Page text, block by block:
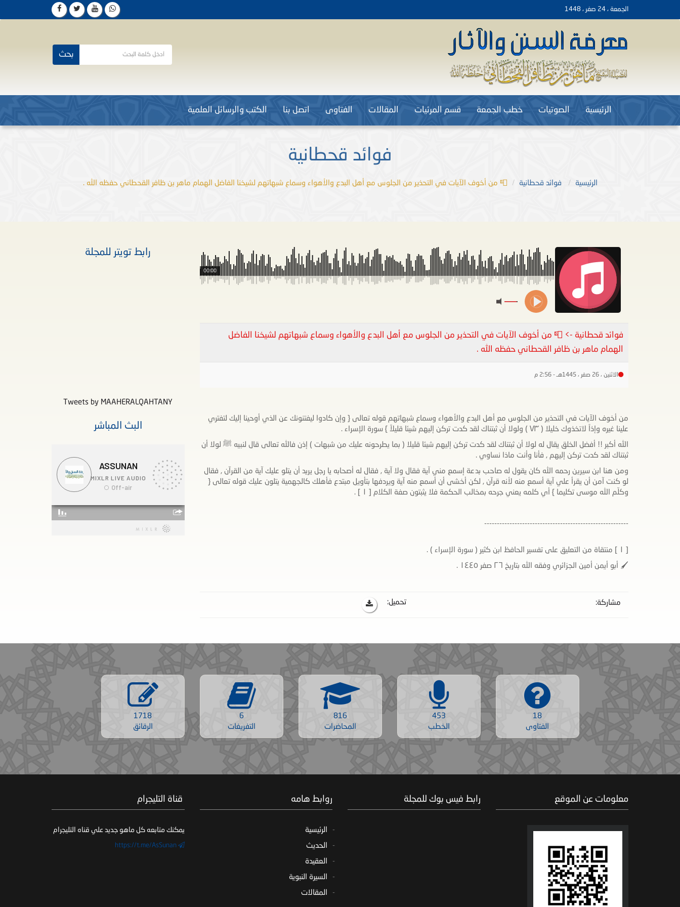
الجمعة ، 24 صفر ، 1448
بحث
الرئيسية الصوتيات خطب الجمعة قسم المرئيات المقالات الفتاوى اتصل بنا الكتب والرسائل العلمية
فوائد قحطانية
الرئيسية فوائد قحطانية 📮 من أخوف الآيات في التحذير من الجلوس مع أهل البدع والأهواء وسماع شبهاتهم لشيخنا الفاضل الهمام ماهر بن ظافر القحطاني حفظه الله .
00:00
فوائد قحطانية -> 📮 من أخوف الآيات في التحذير من الجلوس مع أهل البدع والأهواء وسماع شبهاتهم لشيخنا الفاضل
الهمام ماهر بن ظافر القحطاني حفظه الله .
الاثنين ، 26 صفر ، 1445هـ - 2:56 م
من أخوف الآيات في التحذير من الجلوس مع أهل البدع والأهواء وسماع شبهاتهم قوله تعالى { وإن كادوا ليفتنونك عن الذي أوحينا إليك لتفتري
علينا غيره وإذاً لاتخذوك خليلا ( ٧٣ ) ولولا أن ثبتناك لقد كدت تركن إليهم شيئا قليلاً } سورة الإسراء .
الله أكبر !! أفضل الخلق يقال له لولا أن ثبتناك لقد كدت تركن إليهم شيئا قليلا ( بما يطرحونه عليك من شبهات ) إذن فالله تعالى قال لنبيه ﷺ لولا أن
ثبتناك لقد كدت تركن إليهم , فأنا وأنت ماذا نساوي .
ومن هنا ابن سيرين رحمه الله كان يقول له صاحب بدعة إسمع مني آية فقال ولا آية , فقال له أصحابه يا رجل يريد أن يتلو عليك آية من القرآن , فقال
لو كنت آمن أن يقرأ علي آية أسمع منه لأنه قرآن , لكن أخشى أن أسمع منه آية ويردفها بتأويل مبتدع فأهلك كالجهمية يتلون عليك قوله تعالى {
وكلّم الله موسى تكليما } أي كلمه يعني جرحه بمخالب الحكمة فلا يثبتون صفة الكلام [ ١ ] .
---------------------------------------------------------
🖌 أبو أيمن أمين الجزائري وفقه الله بتاريخ ٢٦ صفر ١٤٤٥ .
مشاركة: تحميل:
رابط تويتر للمجلة
Tweets by MAAHERALQAHTANY
البث المباشر
18
الفتاوى
453
الخطب
816
المحاضرات
6
التفريغات
1718
الرقائق
معلومات عن الموقع رابط فيس بوك للمجلة روابط هامه
الرئيسية
الحديث
العقيدة
السيرة النبوية
المقالات
‏ قناة التليجرام
يمكنك متابعه كل ماهو جديد علي قناه التليجرام
https://t.me/AsSunan